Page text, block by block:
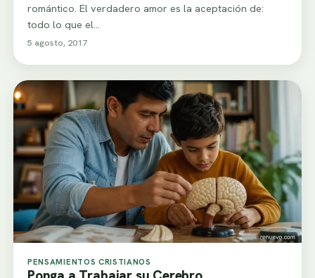
romántico. El verdadero amor es la aceptación de:
todo lo que el…
5 agosto, 2017
PENSAMIENTOS CRISTIANOS